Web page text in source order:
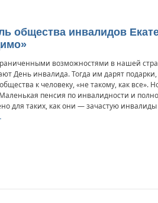
общества инвалидов
возможностями в нашей
День инвалида. Тогда им дарят
к человеку, «не такому, как все».
пенсия по инвалидности и
для таких, как они — зачастую